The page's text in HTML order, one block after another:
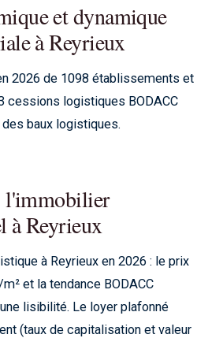
et dynamique
à Reyrieux
2026 de 1098 établissements et
cessions logistiques BODACC
baux logistiques.
l'immobilier
à Reyrieux
à Reyrieux en 2026 : le prix
et la tendance BODACC
lisibilité. Le loyer plafonné
(taux de capitalisation et valeur